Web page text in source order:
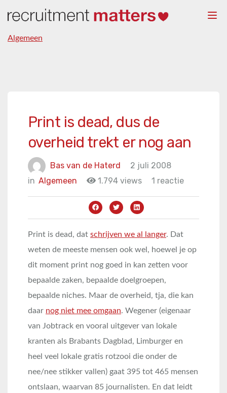
Algemeen
Print is dead, dus de
overheid trekt er nog aan
Bas van de Haterd
2 juli 2008
in Algemeen 1.794 views 1 reactie
Print is dead, dat schrijven we al langer. Dat
weten de meeste mensen ook wel, hoewel je op
dit moment print nog goed in kan zetten voor
bepaalde zaken, bepaalde doelgroepen,
bepaalde niches. Maar de overheid, tja, die kan
daar nog niet mee omgaan. Wegener (eigenaar
van Jobtrack en vooral uitgever van lokale
kranten als Brabants Dagblad, Limburger en
heel veel lokale gratis rotzooi die onder de
nee/nee stikker vallen) gaat 395 tot 465 mensen
ontslaan, waarvan 85 journalisten. En dat leidt